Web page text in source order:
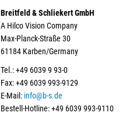
Breitfeld & Schliekert GmbH
A Hilco Vision Company
Max-Planck-Straße 30
61184 Karben/Germany
Tel.: +49 6039 9 93-0
Fax: +49 6039 993-9129
E-Mail: info@b-s.de
Bestell-Hotline: +49 6039 993-9110